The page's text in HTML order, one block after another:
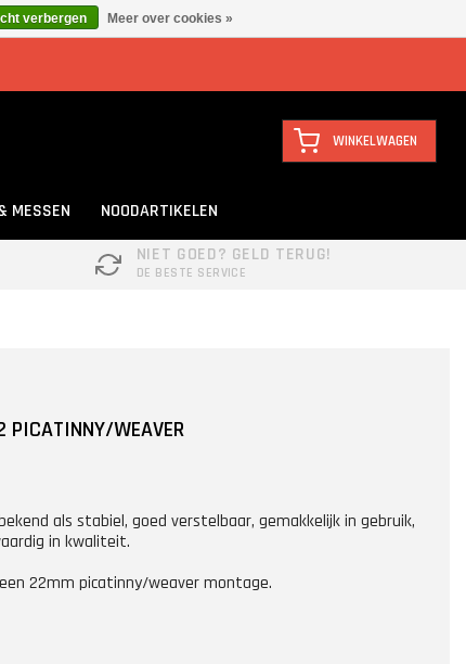
WINKELWAGEN
MESSEN
NOODARTIKELEN
NIET GOED? GELD TERUG!
DE BESTE SERVICE
PICATINNY/WEAVER
als stabiel, goed verstelbaar, gemakkelijk in gebruik,
in kwaliteit.
22mm picatinny/weaver montage.
verbergen Meer over cookies »